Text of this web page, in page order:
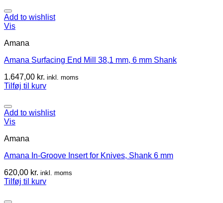
Add to wishlist
Vis
Amana
Amana Surfacing End Mill 38,1 mm, 6 mm Shank
1.647,00 kr. inkl. moms
Tilføj til kurv
Add to wishlist
Vis
Amana
Amana In-Groove Insert for Knives, Shank 6 mm
620,00 kr. inkl. moms
Tilføj til kurv